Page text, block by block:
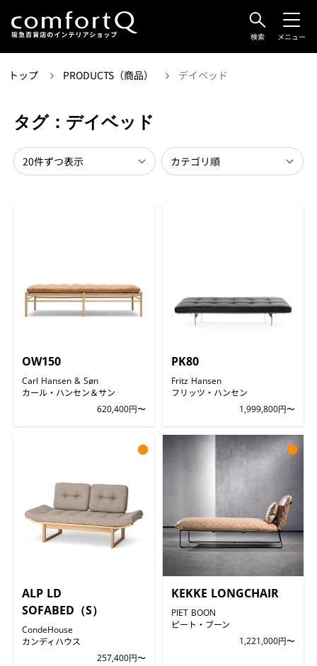
検索 メニュー
トップ PRODUCTS（商品） デイベッド
タグ：デイベッド
OW150
Carl Hansen & Søn
カール・ハンセン＆サン
620,400円〜
PK80
Fritz Hansen
フリッツ・ハンセン
1,999,800円〜
ALP LD
SOFABED（S）
CondeHouse
カンディハウス
257,400円〜
●
KEKKE LONGCHAIR
PIET BOON
ピート・ブーン
1,221,000円〜
●